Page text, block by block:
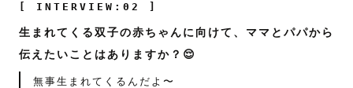
[ INTERVIEW:02 ]
生まれてくる双子の赤ちゃんに向けて、ママとパパから
伝えたいことはありますか？😌
無事生まれてくるんだよ〜